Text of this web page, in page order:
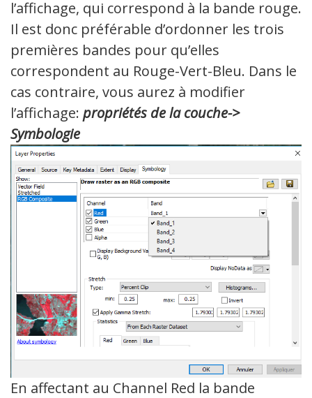
l’affichage, qui correspond à la bande rouge.
Il est donc préférable d’ordonner les trois
premières bandes pour qu’elles
correspondent au Rouge-Vert-Bleu. Dans le
cas contraire, vous aurez à modifier
l’affichage: propriétés de la couche->
Symbologie
En affectant au Channel Red la bande